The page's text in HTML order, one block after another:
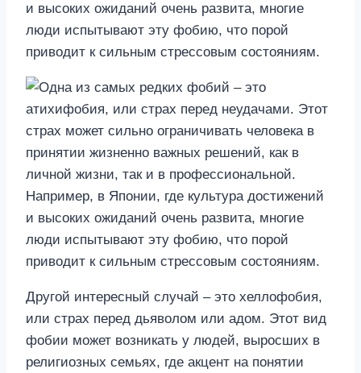
и высоких ожиданий очень развита, многие
люди испытывают эту фобию, что порой
приводит к сильным стрессовым состояниям.
Другой интересный случай – это хеллофобия,
или страх перед дьяволом или адом. Этот вид
фобии может возникать у людей, выросших в
религиозных семьях, где акцент на понятии